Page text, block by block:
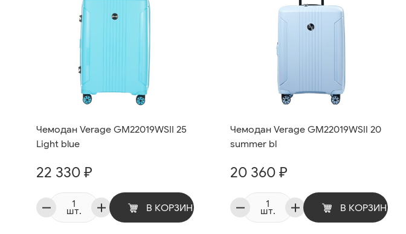
Чемодан Verage GM22019WSII 25
Light blue
22 330 ₽
шт. В КОРЗИНУ
Чемодан Verage GM22019WSII 20
summer bl
20 360 ₽
шт. В КОРЗИНУ